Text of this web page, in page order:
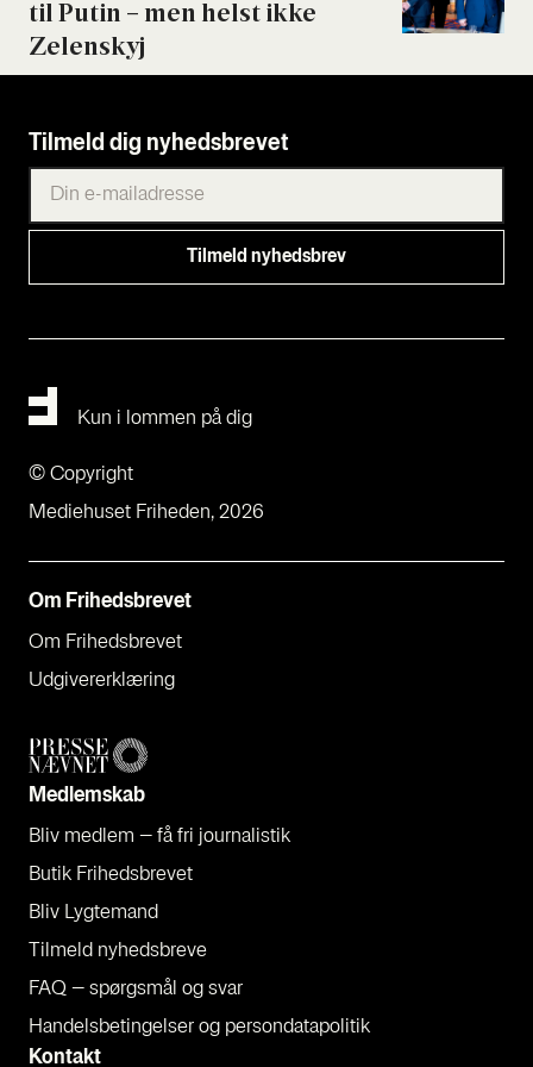
til Putin – men helst ikke
Zelen­skyj
Tilmeld dig nyhedsbrevet
Om Fri­heds­bre­vet
Om Fri­heds­bre­vet
Udgi­ve­rer­klæ­ring
Med­lem­skab
Bliv med­lem – få fri jour­na­li­stik
Butik Fri­heds­bre­vet
Bliv Lyg­te­mand
Til­meld nyheds­bre­ve
FAQ – spørgs­mål og svar
Han­dels­be­tin­gel­ser og per­son­da­ta­po­li­tik
Kon­takt
Kun i lommen på dig
Mediehuset Friheden, 2026
© Copyright